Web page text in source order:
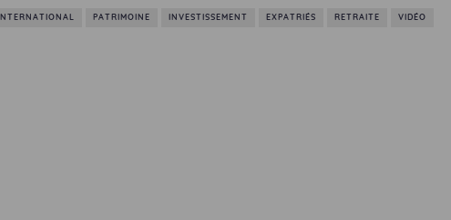
INTERNATIONAL PATRIMOINE INVESTISSEMENT EXPATRIÉS RETRAITE VIDÉO